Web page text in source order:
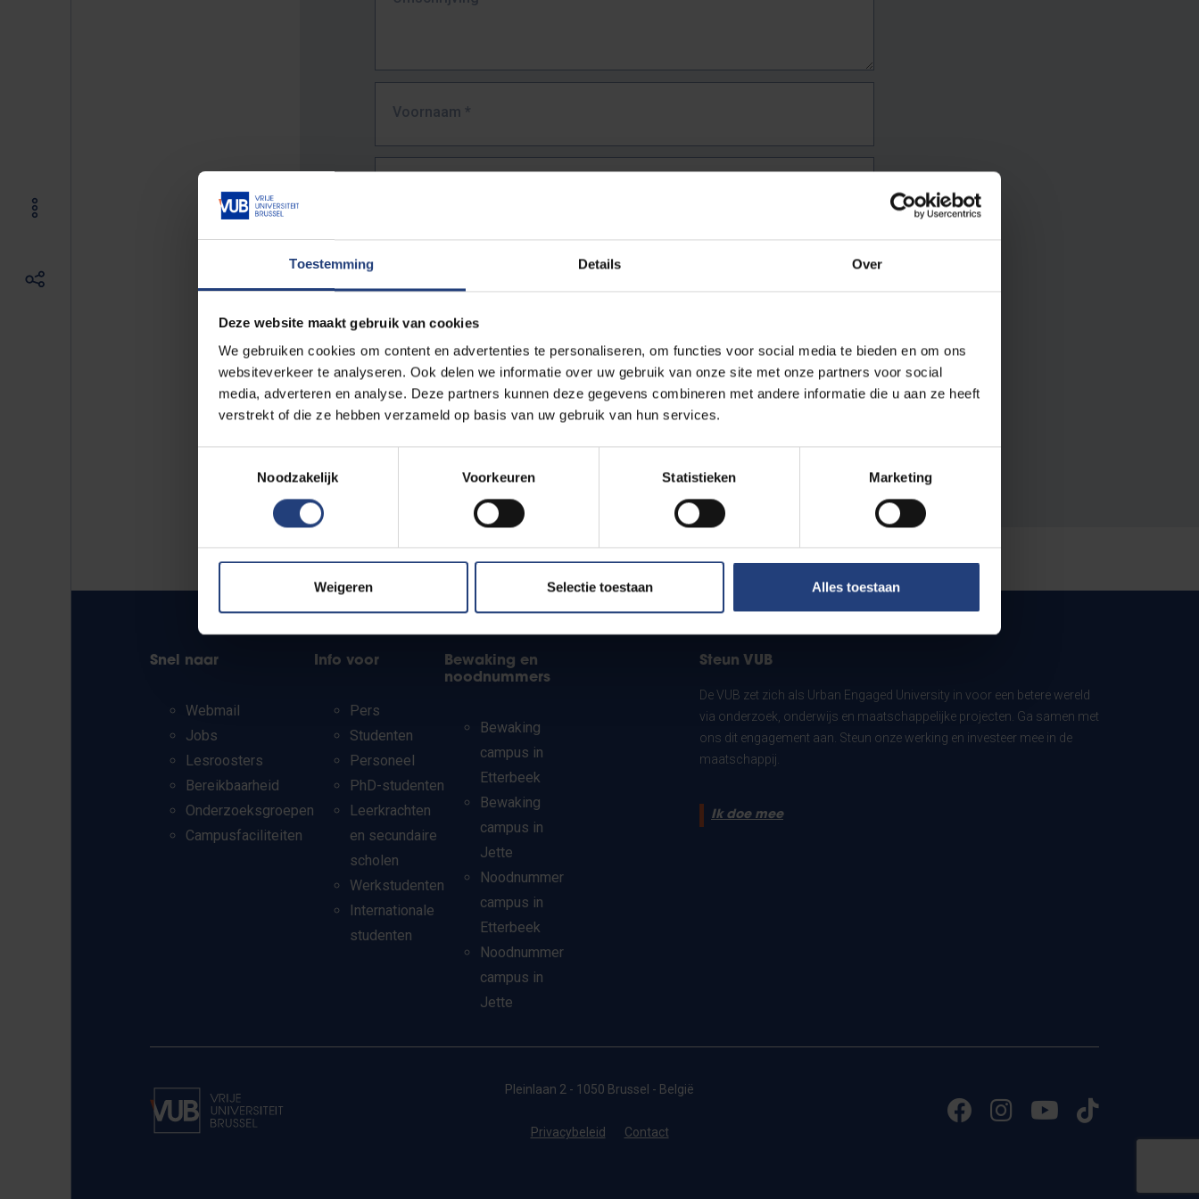
Toestemming Details Over
Deze website maakt gebruik van cookies
We gebruiken cookies om content en advertenties te personaliseren, om functies voor social media te bieden en om ons
websiteverkeer te analyseren. Ook delen we informatie over uw gebruik van onze site met onze partners voor social
media, adverteren en analyse. Deze partners kunnen deze gegevens combineren met andere informatie die u aan ze heeft
verstrekt of die ze hebben verzameld op basis van uw gebruik van hun services.
Noodzakelijk
Voorkeuren Statistieken Marketing
Weigeren Selectie toestaan Alles toestaan
Voornaam *
URL*
De volledige URL van de pagina waar je de fout zag.
Bv. https://www.vub.be/nl/studeren-aan-de-vub/alle-opleidingen
Snel naar
Webmail
Jobs
Lesroosters
Bereikbaarheid
Onderzoeksgroepen
Campusfaciliteiten
Info voor
Pers
Studenten
Personeel
PhD-studenten
Leerkrachten
en secundaire
scholen
Werkstudenten
Internationale
studenten
Bewaking en
noodnummers
Bewaking
campus in
Etterbeek
Bewaking
campus in
Jette
Noodnummer
campus in
Etterbeek
Noodnummer
campus in
Jette
Steun VUB
De VUB zet zich als Urban Engaged University in voor een betere wereld
via onderzoek, onderwijs en maatschappelijke projecten. Ga samen met
ons dit engagement aan. Steun onze werking en investeer mee in de
maatschappij.
Ik doe mee
Pleinlaan 2 - 1050 Brussel - België
Privacybeleid Contact